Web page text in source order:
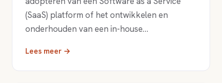
(SaaS) platform of het ontwikkelen en
onderhouden van een in-house…
Lees meer →